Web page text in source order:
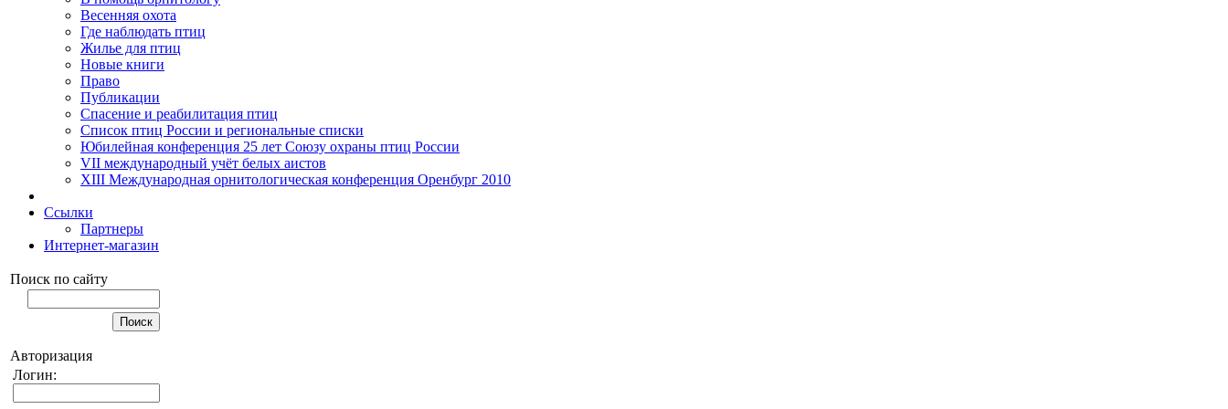
Весенняя охота
Где наблюдать птиц
Жилье для птиц
Новые книги
Право
Публикации
Спасение и реабилитация птиц
Список птиц России и региональные списки
Юбилейная конференция 25 лет Союзу охраны птиц России
VII международный учёт белых аистов
XIII Международная орнитологическая конференция Оренбург 2010
Ссылки
Партнеры
Интернет-магазин
Поиск по сайту
Авторизация
Логин: